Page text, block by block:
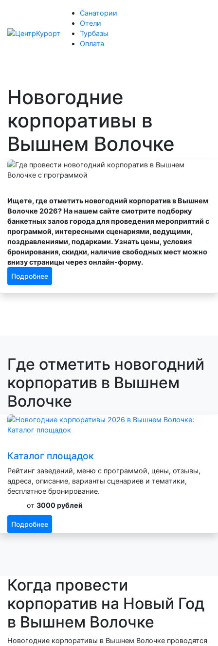
Санатории
Отели
Турбазы
Оплата
Новогодние
корпоративы в
Вышнем Волочке
Ищете, где отметить новогодний корпоратив в Вышнем
Волочке 2026? На нашем сайте смотрите подборку
банкетных залов города для проведения мероприятий с
программой, интересными сценариями, ведущими,
поздравлениями, подарками. Узнать цены, условия
бронирования, скидки, наличие свободных мест можно
внизу страницы через онлайн-форму.
Подробнее
Где отметить новогодний
корпоратив в Вышнем
Волочке
Каталог площадок
Рейтинг заведений, меню с программой, цены, отзывы,
адреса, описание, варианты сценариев и тематики,
бесплатное бронирование.
от 3000 рублей
Подробнее
Когда провести
корпоратив на Новый Год
в Вышнем Волочке
Новогодние корпоративы в Вышнем Волочке проводятся